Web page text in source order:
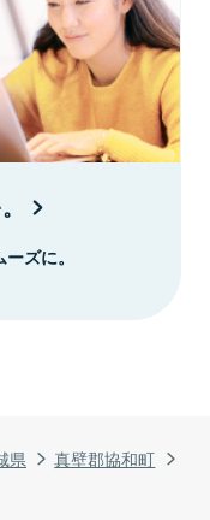
県
真壁郡協和町
ズに。